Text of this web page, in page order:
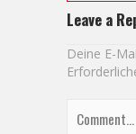
Leave a
Deine E-